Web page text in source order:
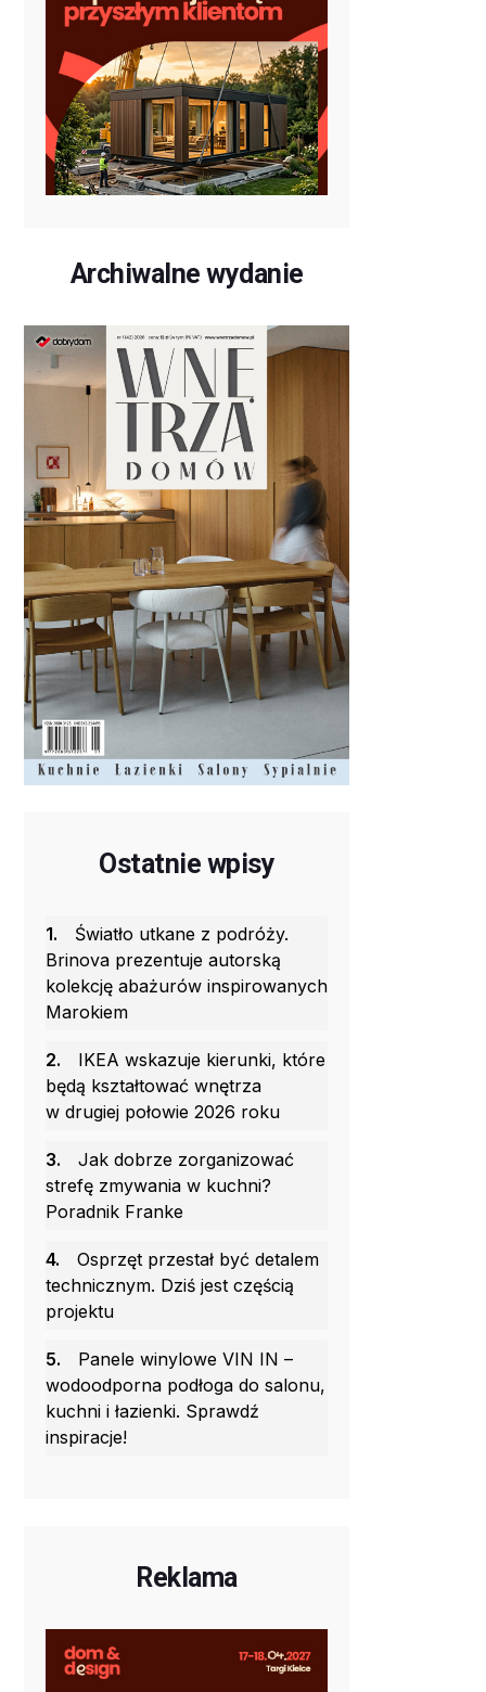
Archiwalne wydanie
Ostatnie wpisy
1.
Światło utkane z podróży.
Brinova prezentuje autorską
kolekcję abażurów inspirowanych
Marokiem
2.
IKEA wskazuje kierunki, które
będą kształtować wnętrza
w drugiej połowie 2026 roku
3.
Jak dobrze zorganizować
strefę zmywania w kuchni?
Poradnik Franke
4.
Osprzęt przestał być detalem
technicznym. Dziś jest częścią
projektu
5.
Panele winylowe VIN IN –
wodoodporna podłoga do salonu,
kuchni i łazienki. Sprawdź
inspiracje!
Reklama